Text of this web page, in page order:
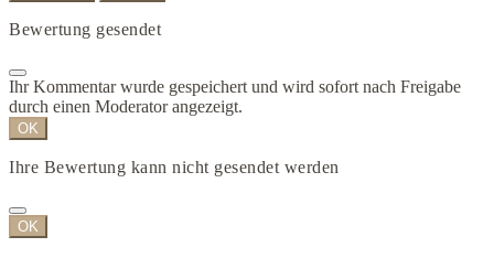
Bewertung gesendet
Ihr Kommentar wurde gespeichert und wird sofort nach Freigabe
durch einen Moderator angezeigt.
OK
Ihre Bewertung kann nicht gesendet werden
OK